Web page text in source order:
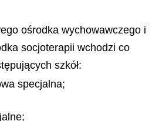
ośrodka wychowawczego i
socjoterapii wchodzi co
szkół:
specjalna;